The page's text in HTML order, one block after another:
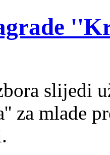
slijedi
za mlade